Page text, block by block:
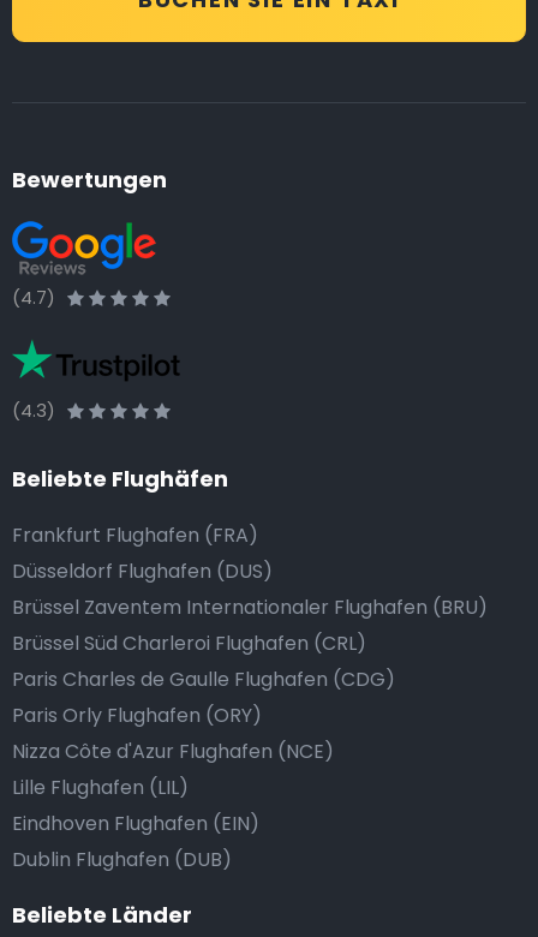
Bewertungen
(4.7)
(4.3)
Beliebte Flughäfen
Frankfurt Flughafen (FRA)
Düsseldorf Flughafen (DUS)
Brüssel Zaventem Internationaler Flughafen (BRU)
Brüssel Süd Charleroi Flughafen (CRL)
Paris Charles de Gaulle Flughafen (CDG)
Paris Orly Flughafen (ORY)
Nizza Côte d'Azur Flughafen (NCE)
Lille Flughafen (LIL)
Eindhoven Flughafen (EIN)
Dublin Flughafen (DUB)
Beliebte Länder